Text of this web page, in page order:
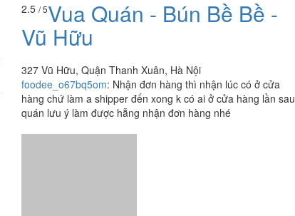
2.5 / 5Vua Quán - Bún Bề Bề -
Vũ Hữu
327 Vũ Hữu, Quận Thanh Xuân, Hà Nội
foodee_o67bq5om: Nhận đơn hàng thì nhận lúc có ở cửa
hàng chứ làm a shipper đến xong k có ai ở cửa hàng lần sau
quán lưu ý làm được hẵng nhận đơn hàng nhé